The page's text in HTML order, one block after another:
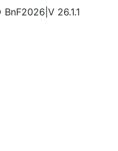
BnF2026 V 26.1.1